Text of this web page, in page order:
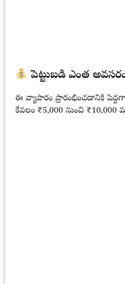
పెట్టుబడి ఎంత
ఈ వ్యాపారం ప్రారంభించడానికి పెద్దగా
కేవలం ₹5,000 నుంచి